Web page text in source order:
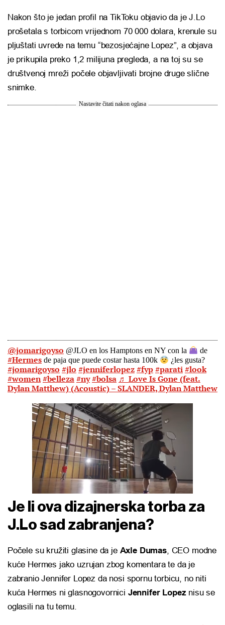
Nakon što je jedan profil na TikToku objavio da je J.Lo
prošetala s torbicom vrijednom 70 000 dolara, krenule su
pljuštati uvrede na temu “bezosjećajne Lopez”, a objava
je prikupila preko 1,2 milijuna pregleda, a na toj su se
društvenoj mreži počele objavljivati brojne druge slične
snimke.
Nastavite čitati nakon oglasa
@jomarigoyso @JLO en los Hamptons en NY con la de
#Hermes de paja que puede costar hasta 100k ¿les gusta?
#jomarigoyso #jlo #jenniferlopez#fyp#parati#look
#women#belleza#ny#bolsa ♬ Love Is Gone (feat.
Dylan Matthew) (Acoustic) – SLANDER, Dylan Matthew
Je li ova dizajnerska torba za
J.Lo sad zabranjena?
Počele su kružiti glasine da je Axle Dumas, CEO modne
kuće Hermes jako uzrujan zbog komentara te da je
zabranio Jennifer Lopez da nosi spornu torbicu, no niti
kuća Hermes ni glasnogovornici Jennifer Lopeznisu se
oglasili na tu temu.